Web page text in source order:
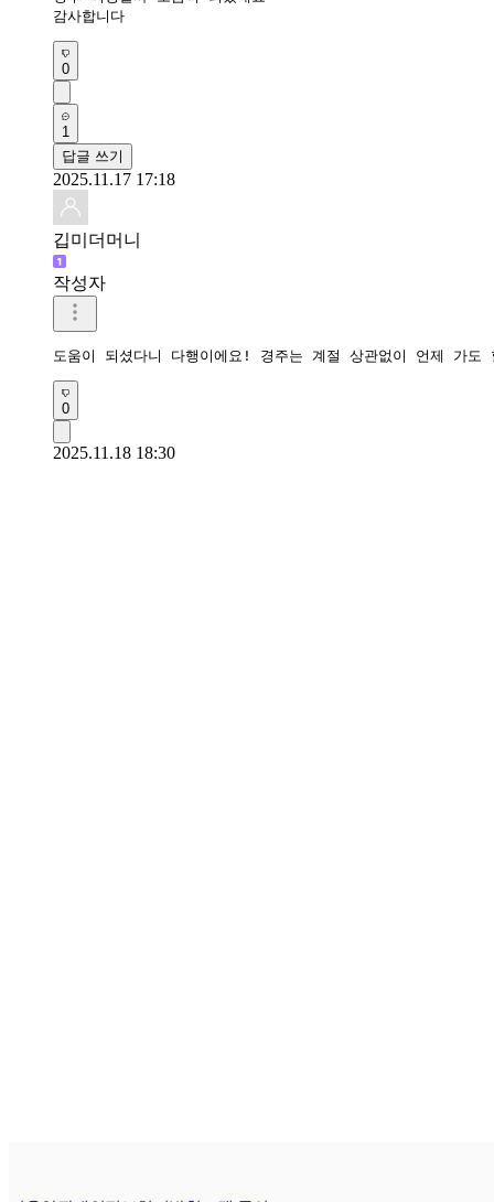
감사합니다
0
1
답글 쓰기
2025.11.17 17:18
깁미더머니
작성자
도움이 되셨다니 다행이에요! 경주는 계절 상관없이 언제 가도
0
2025.11.18 18:30